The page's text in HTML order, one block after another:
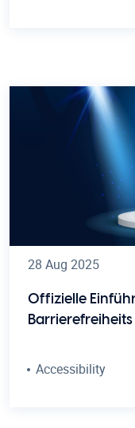
28 Aug 2025
Offizielle
Accessibility